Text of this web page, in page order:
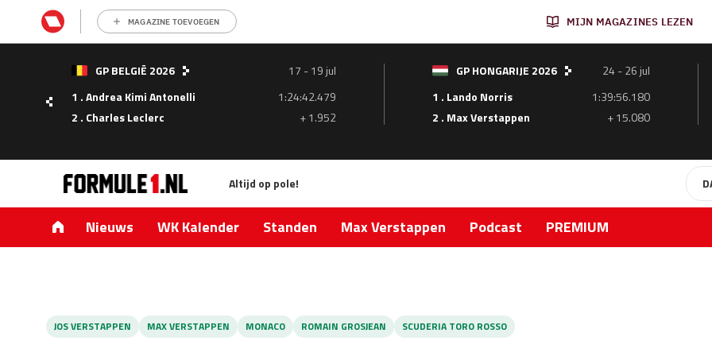
MAGAZINE TOEVOEGEN MIJN MAGAZINES LEZEN
GP BELGIË 2026
17 - 19 jul
1 . Andrea Kimi Antonelli
1:24:42.479
2 . Charles Leclerc
+ 1.952
GP HONGARIJE 2026
24 - 26 jul
1 . Lando Norris
1:39:56.180
2 . Max Verstappen
+ 15.080
Altijd op pole!
Nieuws WK Kalender Standen Max Verstappen Podcast PREMIUM
JOS VERSTAPPEN MAX VERSTAPPEN MONACO ROMAIN GROSJEAN SCUDERIA TORO ROSSO